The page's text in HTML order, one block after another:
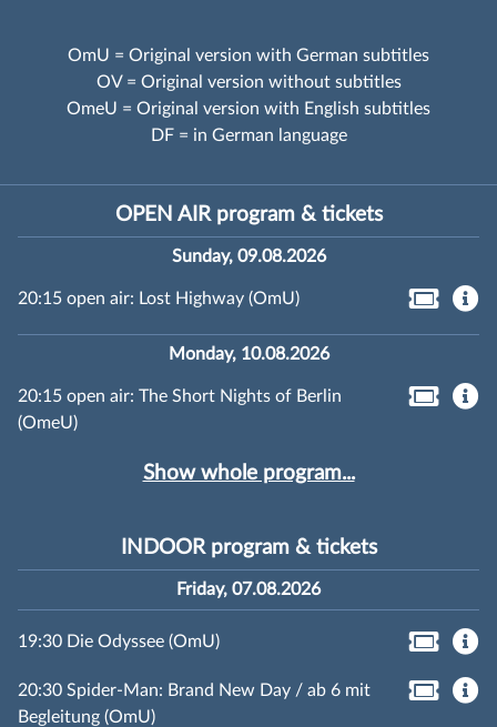
OmU = Original version with German subtitles
OV = Original version without subtitles
OmeU = Original version with English subtitles
DF = in German language
OPEN AIR program & tickets
Sunday, 09.08.2026
20:15 open air: Lost Highway (OmU)
Monday, 10.08.2026
20:15 open air: The Short Nights of Berlin
(OmeU)
Show whole program...
INDOOR program & tickets
Friday, 07.08.2026
19:30 Die Odyssee (OmU)
20:30 Spider-Man: Brand New Day / ab 6 mit
Begleitung (OmU)